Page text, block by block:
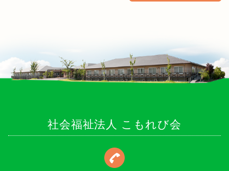
社会福祉法人 こもれび会